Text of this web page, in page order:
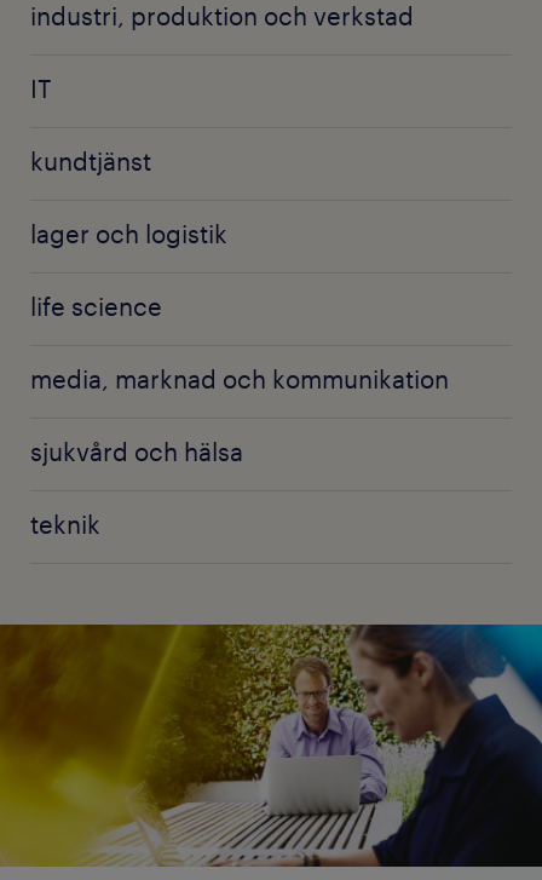
industri, produktion och verkstad
IT
kundtjänst
lager och logistik
life science
media, marknad och kommunikation
sjukvård och hälsa
teknik